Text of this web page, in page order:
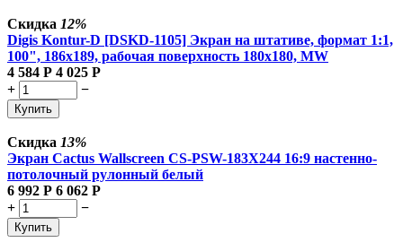
Скидка 12%
Digis Kontur-D [DSKD-1105] Экран на штативе, формат 1:1,
100", 186x189, рабочая поверхность 180x180, MW
4 584 Р 4 025 Р
+
−
Купить
Скидка 13%
Экран Cactus Wallscreen CS-PSW-183X244 16:9 настенно-
потолочный рулонный белый
6 992 Р 6 062 Р
+
−
Купить